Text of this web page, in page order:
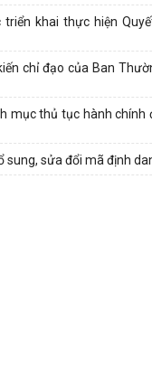
triển khai thực hiện
chỉ đạo của Ban
mục thủ tục hành
sung, sửa đổi mã định